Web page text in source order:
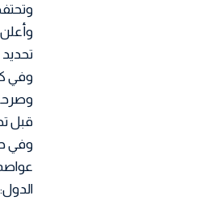
وفي
قبل
وفي